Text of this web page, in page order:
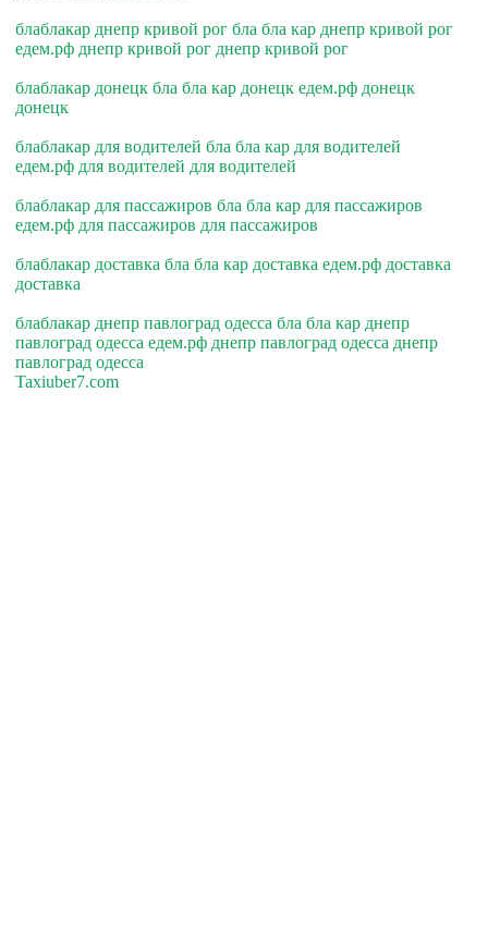
блаблакар днепр кривой рог бла бла кар днепр кривой рог
едем.рф днепр кривой рог днепр кривой рог
блаблакар донецк бла бла кар донецк едем.рф донецк
донецк
блаблакар для водителей бла бла кар для водителей
едем.рф для водителей для водителей
блаблакар для пассажиров бла бла кар для пассажиров
едем.рф для пассажиров для пассажиров
блаблакар доставка бла бла кар доставка едем.рф доставка
доставка
блаблакар днепр павлоград одесса бла бла кар днепр
павлоград одесса едем.рф днепр павлоград одесса днепр
павлоград одесса
Taxiuber7.com